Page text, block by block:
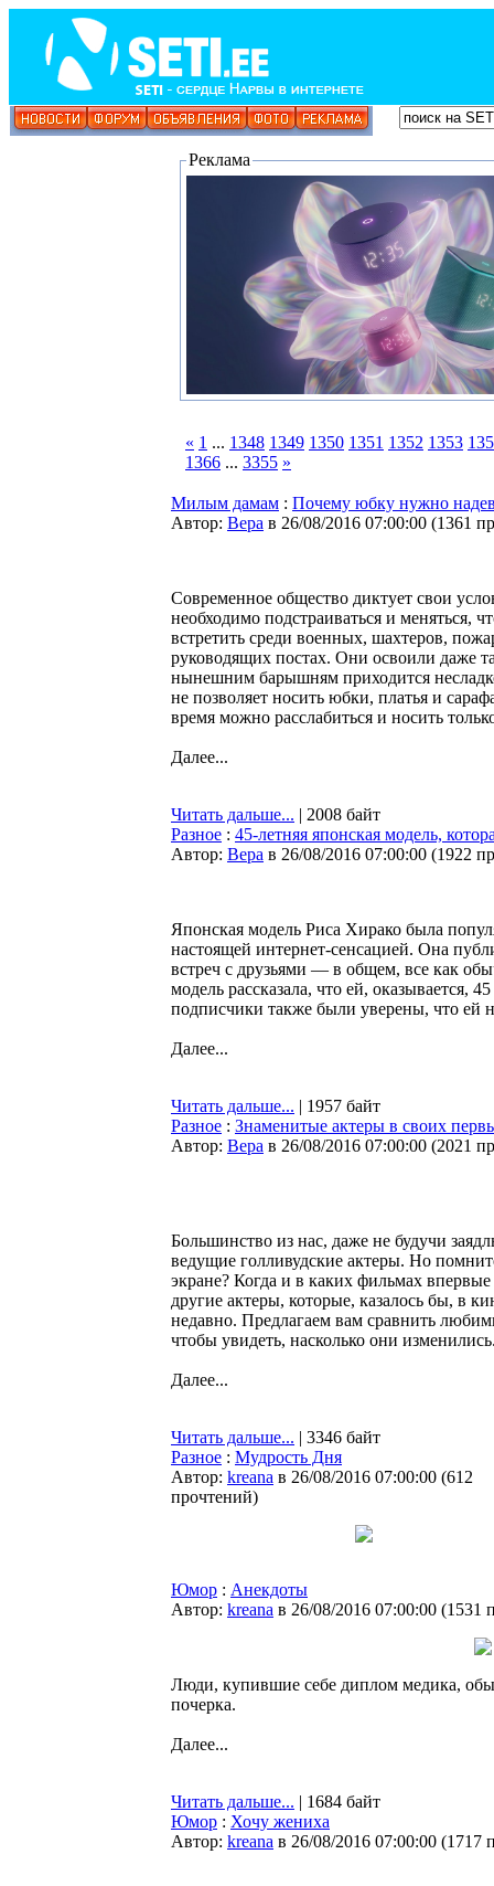
Реклама
« 1 ... 1348 1349 1350 1351 1352 1353
1366 ... 3355 »
Милым дамам : Почему юбку нужно
Автор: Bepa в 26/08/2016 07:00:00 (1361
Современное общество диктует свои
необходимо подстраиваться и
встретить среди военных, шахтеров,
руководящих постах. Они освоили даже
нынешним барышням приходится
не позволяет носить юбки, платья и
время можно расслабиться и носить
Далее...
Читать дальше... | 2008 байт
Разное : 45-летняя японская модель,
Автор: Bepa в 26/08/2016 07:00:00 (1922
Японская модель Риса Хирако была
настоящей интернет-сенсацией. Она
встреч с друзьями — в общем, все как
модель рассказала, что ей, оказывается,
подписчики также были уверены, что ей
Далее...
Читать дальше... | 1957 байт
Разное : Знаменитые актеры в своих
Автор: Bepa в 26/08/2016 07:00:00 (2021
Большинство из нас, даже не будучи
ведущие голливудские актеры. Но
экране? Когда и в каких фильмах впервые
другие актеры, которые, казалось бы, в
недавно. Предлагаем вам сравнить
чтобы увидеть, насколько они
Далее...
Читать дальше... | 3346 байт
Разное : Мудрость Дня
Автор: kreana в 26/08/2016 07:00:00 (612
прочтений)
Юмор : Анекдоты
Автор: kreana в 26/08/2016 07:00:00 (1531
Люди, купившие себе диплом медика,
почерка.
Далее...
Читать дальше... | 1684 байт
Юмор : Хочу жениха
Автор: kreana в 26/08/2016 07:00:00 (1717